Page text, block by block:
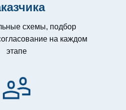
схемы, подбор
на каждом
этапе